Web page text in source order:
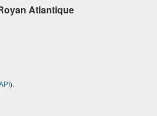
Atlantique
).